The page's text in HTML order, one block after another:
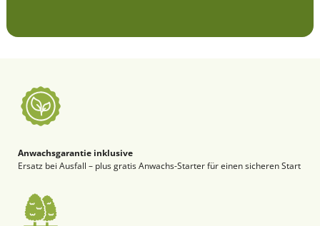
Anwachsgarantie inklusive
Ersatz bei Ausfall – plus gratis Anwachs-Starter für einen sicheren Start